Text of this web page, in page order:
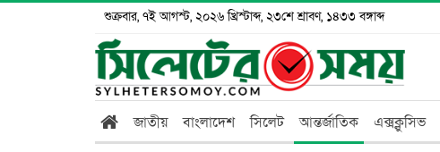
শুক্রবার, ৭ই আগস্ট, ২০২৬ খ্রিস্টাব্দ, ২৩শে শ্রাবণ, ১৪৩৩ বঙ্গাব্দ
জাতীয় বাংলাদেশ সিলেট আন্তর্জাতিক এক্সক্লুসিভ